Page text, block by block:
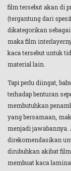
film tersebut akan di
(tergantung dari
dikategorikan
maka film
kaca tersebut untuk
material lain.
Tapi perlu diingat,
terhadap benturan
membutuhkan
yang bersamaan,
menjadi
direkomendasikan
dirubuhkan akibat
membuat kaca